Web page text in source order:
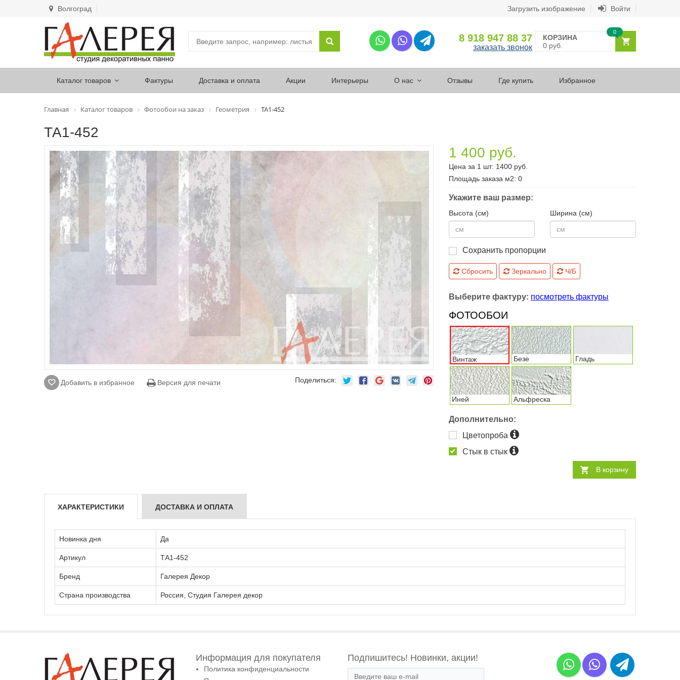
Волгоград Загрузить изображение Войти
8 918 947 88 37
заказать звонок
КОРЗИНА
0 руб.
0
Каталог товаров Фактуры Доставка и оплата Акции Интерьеры О нас Отзывы Где купить Избранное
Главная Каталог товаров Фотообои на заказ Геометрия ТА1-452
ТА1-452
Добавить в избранное Версия для печати Поделиться:
1 400 руб.
Цена за 1 шт: 1400 руб.
Площадь заказа м2: 0
Укажите ваш размер:
Высота (см) Ширина (см)
Сохранить пропорции
Сбросить Зеркально Ч/Б
Выберите фактуру: посмотреть фактуры
ФОТООБОИ
Винтаж Безе Гладь
Иней Альфреска
Дополнительно:
Цветопроба
Стык в стык
В корзину
ХАРАКТЕРИСТИКИ ДОСТАВКА И ОПЛАТА
Новинка дня Да
Артикул ТА1-452
Бренд Галерея Декор
Страна производства Россия, Студия Галерея декор
Информация для покупателя
Политика конфиденциальности
Подпишитесь! Новинки, акции!